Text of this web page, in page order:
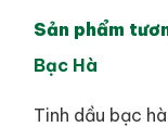
Sản phẩm
Bạc Hà
Tinh dầu bạc